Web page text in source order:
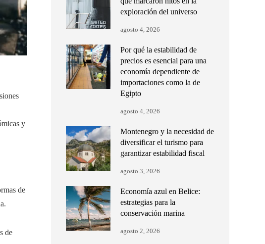
y
de
de
exploración del universo
agosto 4, 2026
Por qué la estabilidad de
precios es esencial para una
economía dependiente de
importaciones como la de
Egipto
agosto 4, 2026
Montenegro y la necesidad de
diversificar el turismo para
garantizar estabilidad fiscal
agosto 3, 2026
Economía azul en Belice:
estrategias para la
conservación marina
agosto 2, 2026